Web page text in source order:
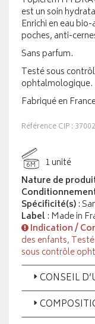
est un soin
Enrichi en eau
poches, anti-
Sans parfum.
Testé sous
ophtalmologique.
Fabriqué en
Référence CIP :
6M
1 unité
Nature de
Spécificité(s):
Label: Made in
Indication /
des enfants,
sous contrôle
CONSEIL